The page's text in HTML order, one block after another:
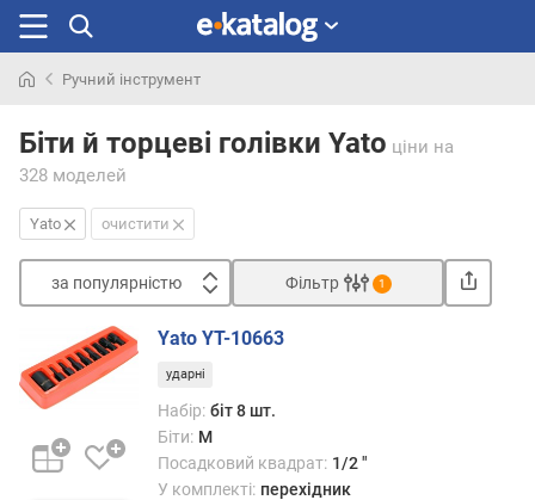
раніше
Ручний інструмент
Біти й торцеві голівки Yato ціни на
328 моделей
Yato очистити
за популярністю
з
а
п
п
у
Фільтр 1
Yato YT-10663
ударні
Набір: біт 8 шт.
Біти: M
Посадковий квадрат: 1/2 "
У комплекті: перехідник